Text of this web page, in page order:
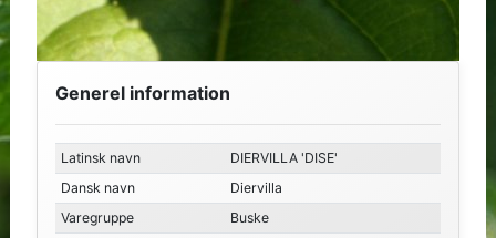
Generel information
Latinsk navn
DIERVILLA 'DISE'
Dansk navn
Diervilla
Varegruppe
Buske